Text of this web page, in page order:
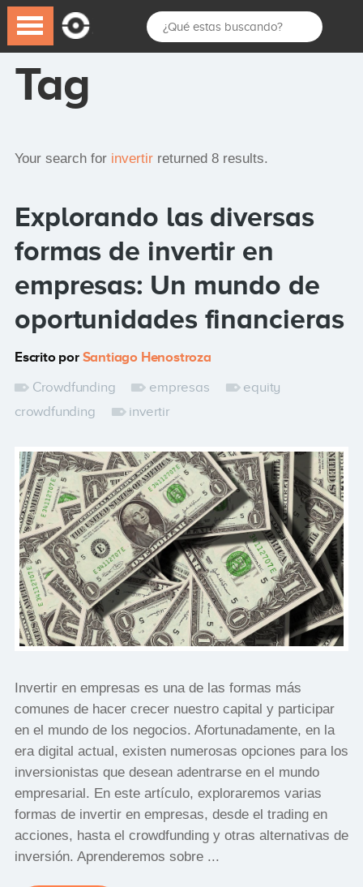
Tag
Your search for invertirreturned 8 results.
Explorando las diversas
formas de invertir en
empresas: Un mundo de
oportunidades financieras
Escrito por Santiago Henostroza
Crowdfunding
empresas
equity
crowdfunding
invertir
Invertir en empresas es una de las formas más
comunes de hacer crecer nuestro capital y participar
en el mundo de los negocios. Afortunadamente, en la
era digital actual, existen numerosas opciones para los
inversionistas que desean adentrarse en el mundo
empresarial. En este artículo, exploraremos varias
formas de invertir en empresas, desde el trading en
acciones, hasta el crowdfunding y otras alternativas de
inversión. Aprenderemos sobre ...